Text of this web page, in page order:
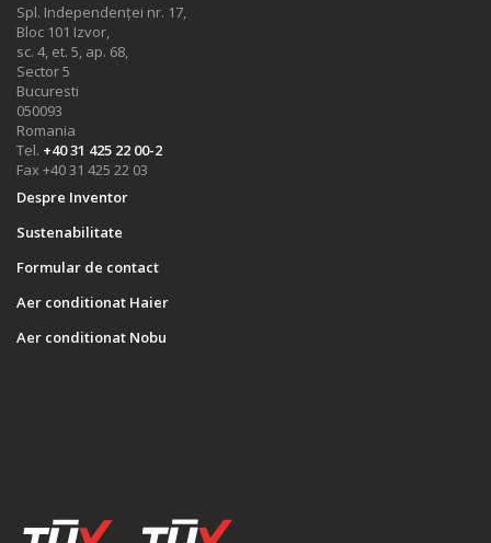
Spl. Independenței nr. 17,
Bloc 101 Izvor,
sc. 4, et. 5, ap. 68,
Sector 5
Bucuresti
050093
Romania
Tel. +40 31 425 22 00-2
Fax +40 31 425 22 03
Despre Inventor
Sustenabilitate
Formular de contact
Aer conditionat Haier
Aer conditionat Nobu